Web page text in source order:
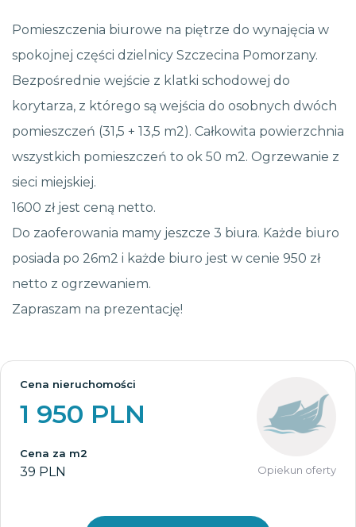
Pomieszczenia biurowe na piętrze do wynajęcia w
spokojnej części dzielnicy Szczecina Pomorzany.
Bezpośrednie wejście z klatki schodowej do
korytarza, z którego są wejścia do osobnych dwóch
pomieszczeń (31,5 + 13,5 m2). Całkowita powierzchnia
wszystkich pomieszczeń to ok 50 m2. Ogrzewanie z
sieci miejskiej.
1600 zł jest ceną netto.
Do zaoferowania mamy jeszcze 3 biura. Każde biuro
posiada po 26m2 i każde biuro jest w cenie 950 zł
netto z ogrzewaniem.
Zapraszam na prezentację!
Cena nieruchomości
1 950 PLN
Cena za m2
39 PLN Opiekun oferty